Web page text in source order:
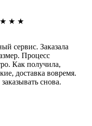
★ ★ ★
сервис. Заказала
Процесс
Как получила,
доставка вовремя.
снова.